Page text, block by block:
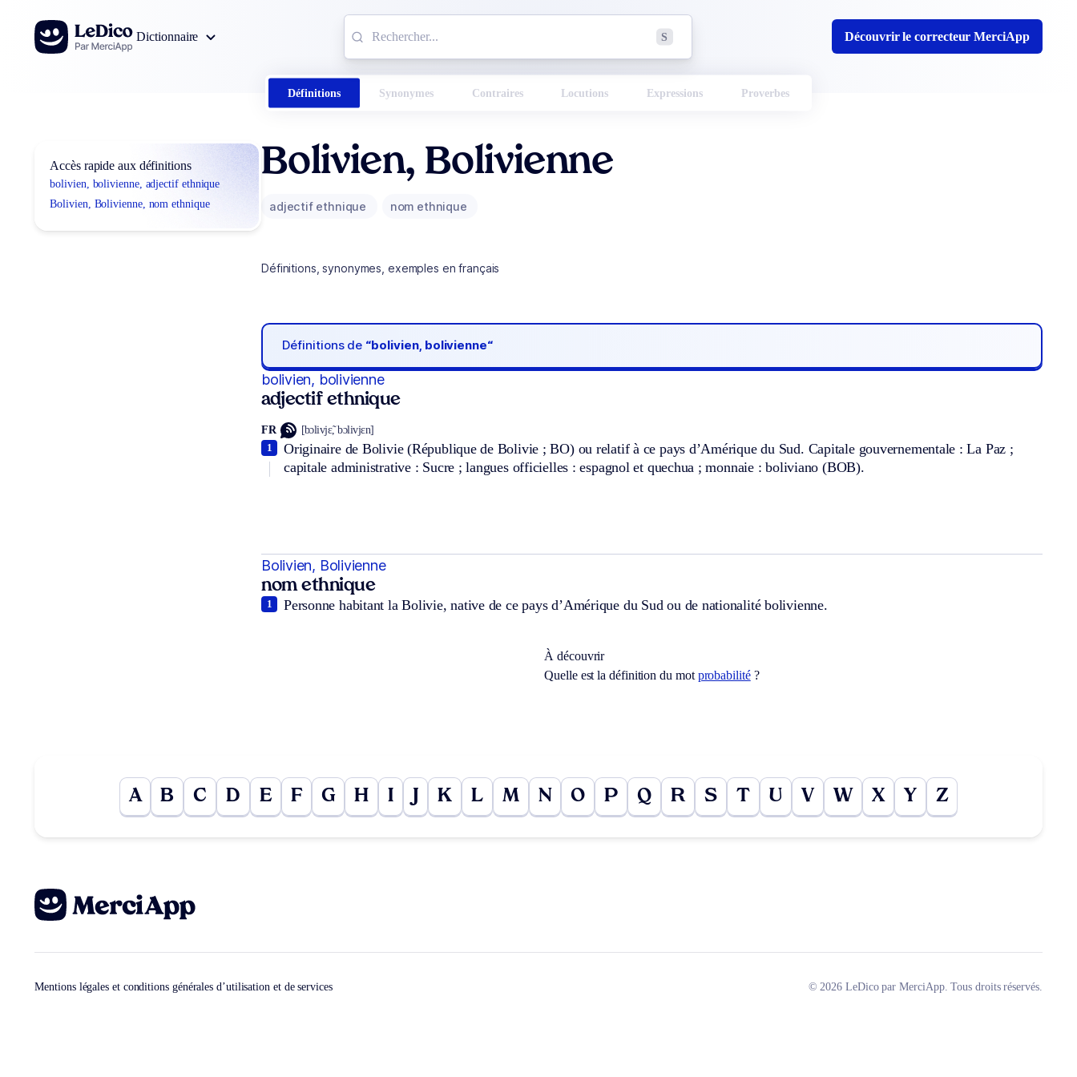
Aller au contenu
Dictionnaire
S Découvrir le correcteur MerciApp
Définitions Synonymes Contraires Locutions Expressions Proverbes
Accès rapide aux définitions
bolivien, bolivienne, adjectif ethnique
Bolivien, Bolivienne, nom ethnique
Bolivien, Bolivienne
adjectif ethnique nom ethnique
Définitions, synonymes, exemples en français
Définitions de “bolivien, bolivienne“
bolivien, bolivienne
adjectif ethnique
FR [bɔlivjɛ̃, bɔlivjɛn]
Originaire de Bolivie (République de Bolivie ; BO) ou relatif à ce pays d’Amérique du Sud. Capitale gouvernementale : La Paz ;
capitale administrative : Sucre ; langues officielles : espagnol et quechua ; monnaie : boliviano (BOB).
1
Bolivien, Bolivienne
nom ethnique
Personne habitant la Bolivie, native de ce pays d’Amérique du Sud ou de nationalité bolivienne.
1
À découvrir
Quelle est la définition du mot probabilité?
A B C D E F G H I K L M N O P Q R S T U V W X Y Z
Mentions légales et conditions générales d’utilisation et de services © 2026 LeDico par MerciApp. Tous droits réservés.